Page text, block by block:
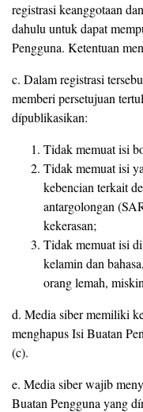
registrasi keanggotaan
dahulu untuk dapat
Pengguna. Ketentuan
c. Dalam registrasi
memberi persetujuan
dípublikasikan:
Tidak memuat isi
Tidak memuat isi
kebencian terkait
antargolongan
kekerasan;
Tidak memuat isi
kelamin dan
orang lemah,
d. Media siber memiliki
menghapus Isi Buatan
(c).
e. Media siber wajib
Buatan Pengguna yang